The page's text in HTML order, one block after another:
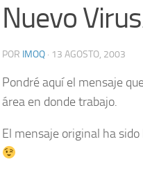
Nuevo
POR IMOQ · 13 AGOSTO, 2003
Pondré aquí el mensaje
área en donde trabajo.
El mensaje original ha